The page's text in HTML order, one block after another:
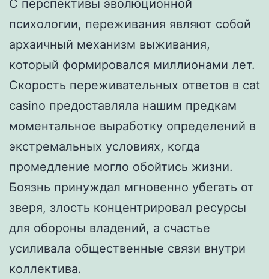
С перспективы эволюционной
психологии, переживания являют собой
архаичный механизм выживания,
который формировался миллионами лет.
Скорость переживательных ответов в cat
casino предоставляла нашим предкам
моментальное выработку определений в
экстремальных условиях, когда
промедление могло обойтись жизни.
Боязнь принуждал мгновенно убегать от
зверя, злость концентрировал ресурсы
для обороны владений, а счастье
усиливала общественные связи внутри
коллектива.